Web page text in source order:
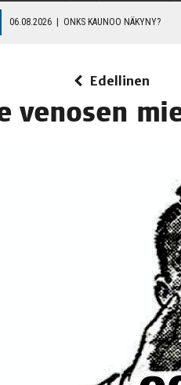
06.08.2026 | ONKS KAU­NOO NÄKYNY?
OPIN­TOI­HIN KAN­SA­LAIS­OPIS­TOS­SA VOI SAA­DA
KII­MIN­KI­PÄI­VÄT JÄR­JES­TE­TÄÄN PERIN­TEI­TÄ
Edellinen
veno­sen